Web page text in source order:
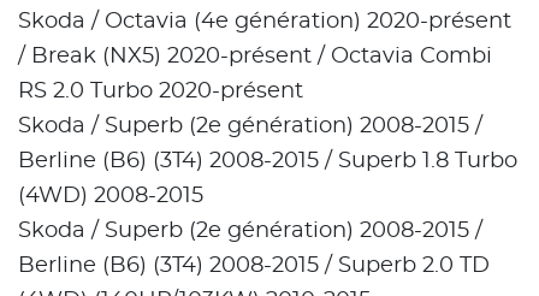
Skoda / Octavia (4e génération) 2020-présent
/ Break (NX5) 2020-présent / Octavia Combi
RS 2.0 Turbo 2020-présent
Skoda / Superb (2e génération) 2008-2015 /
Berline (B6) (3T4) 2008-2015 / Superb 1.8 Turbo
(4WD) 2008-2015
Skoda / Superb (2e génération) 2008-2015 /
Berline (B6) (3T4) 2008-2015 / Superb 2.0 TD